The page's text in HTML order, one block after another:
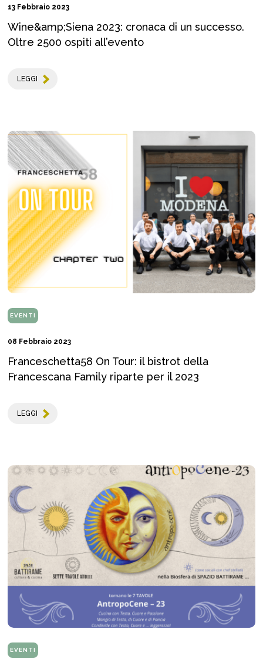
13 Febbraio 2023
Wine&amp;Siena 2023: cronaca di un successo.
Oltre 2500 ospiti all’evento
LEGGI
EVENTI
08 Febbraio 2023
Franceschetta58 On Tour: il bistrot della
Francescana Family riparte per il 2023
LEGGI
EVENTI